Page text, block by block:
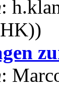
:
: